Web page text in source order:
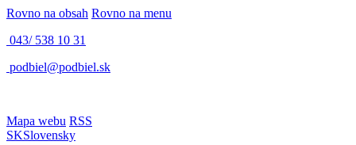
Rovno na obsah Rovno na menu
043/ 538 10 31
podbiel@podbiel.sk
Mapa webu RSS
SKSlovensky